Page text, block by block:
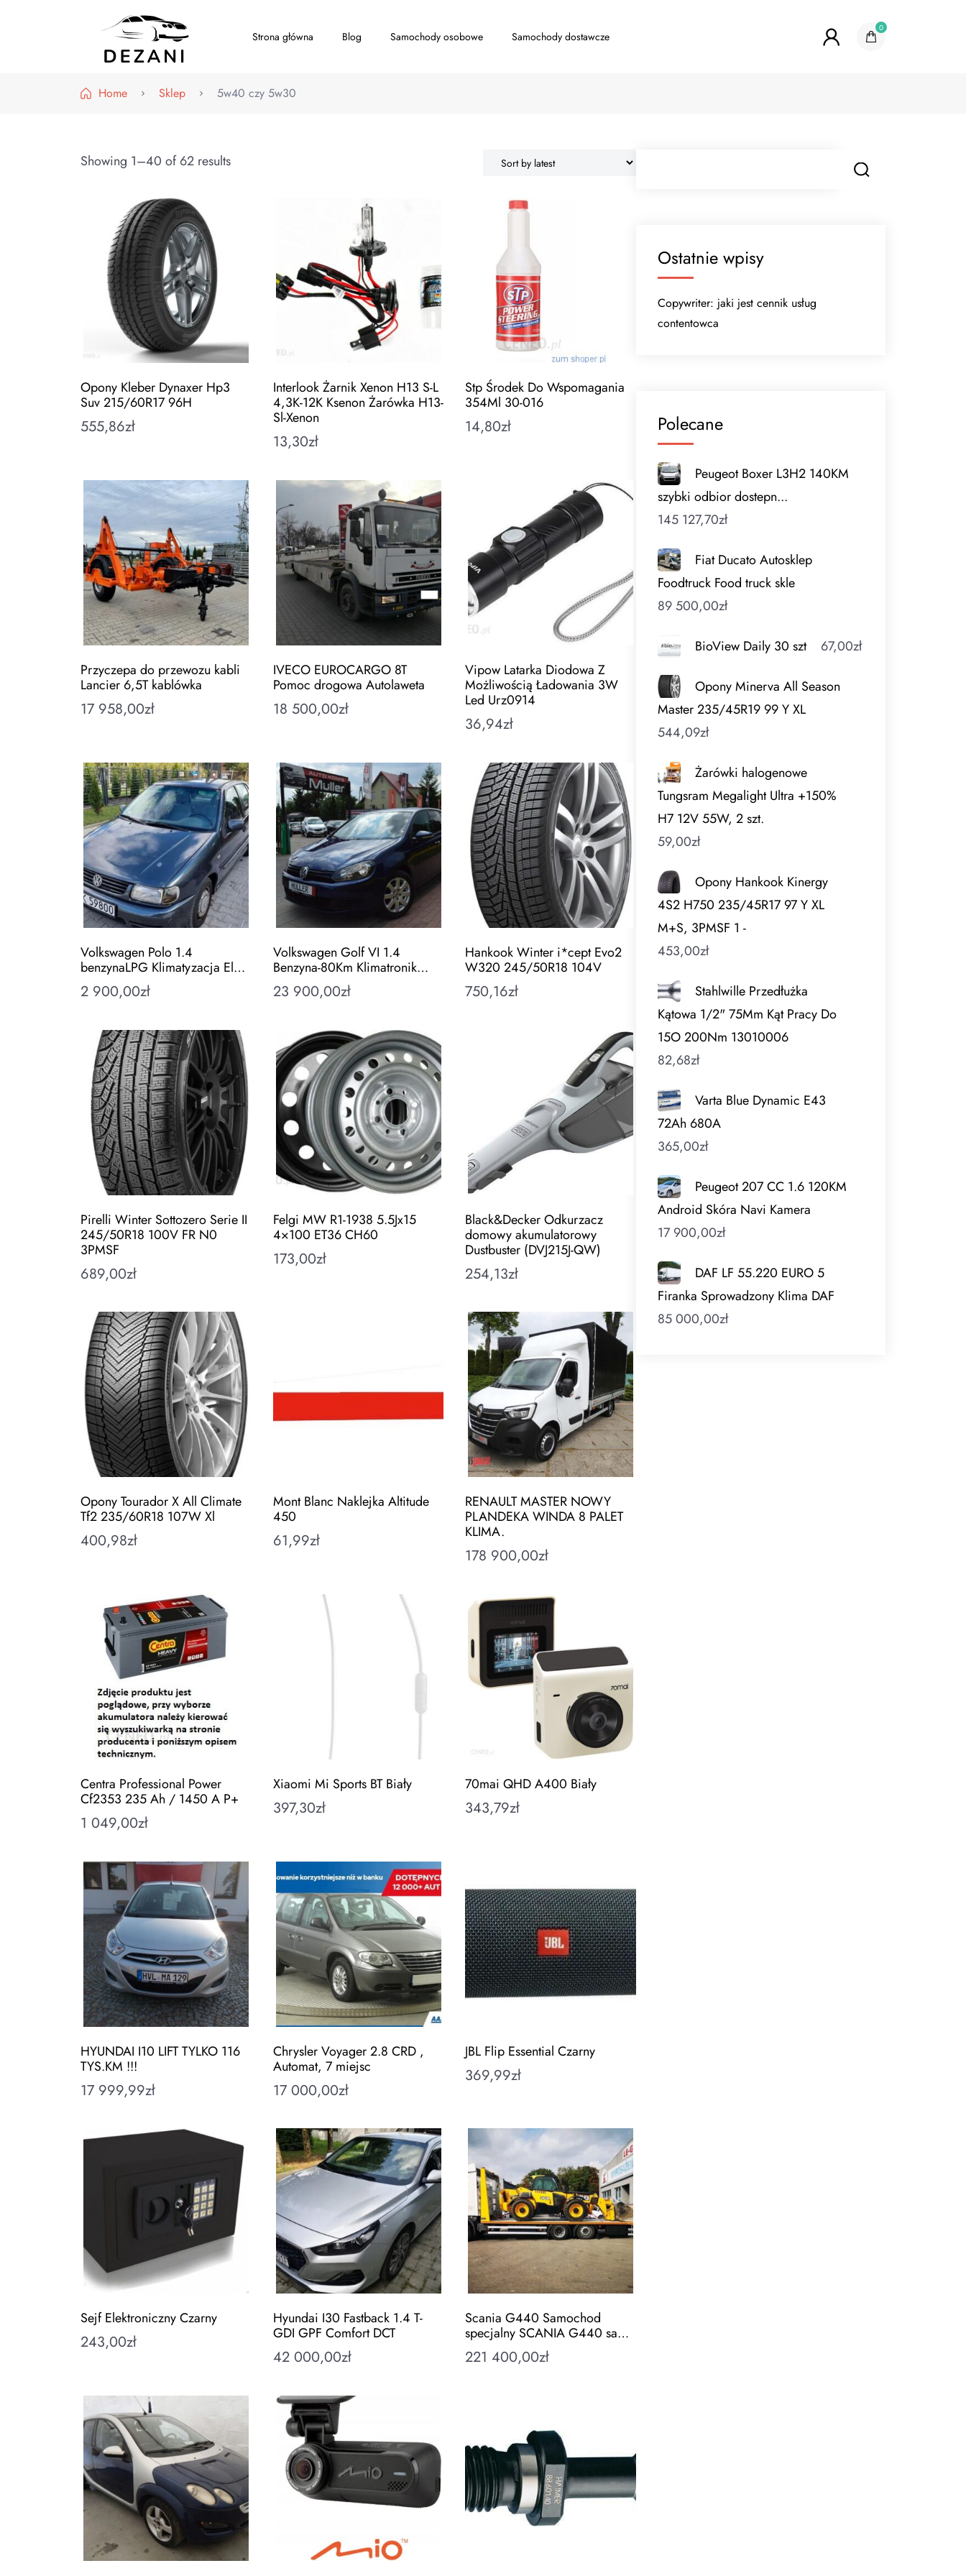
Strona główna Blog Samochody osobowe Samochody dostawcze
0
Home Sklep 5w40 czy 5w30
Showing 1–40 of 62 results
Opony Kleber Dynaxer Hp3
Suv 215/60R17 96H
555,86zł
Interlook Żarnik Xenon H13 S-L
4,3K-12K Ksenon Żarówka H13-
Sl-Xenon
13,30zł
Stp Środek Do Wspomagania
354Ml 30-016
14,80zł
Przyczepa do przewozu kabli
Lancier 6,5T kablówka
17 958,00zł
IVECO EUROCARGO 8T
Pomoc drogowa Autolaweta
18 500,00zł
Vipow Latarka Diodowa Z
Możliwością Ładowania 3W
Led Urz0914
36,94zł
Volkswagen Polo 1.4
benzynaLPG Klimatyzacja El…
2 900,00zł
Volkswagen Golf VI 1.4
Benzyna-80Km Klimatronik…
23 900,00zł
Hankook Winter i*cept Evo2
W320 245/50R18 104V
750,16zł
Pirelli Winter Sottozero Serie II
245/50R18 100V FR N0
3PMSF
689,00zł
Felgi MW R1-1938 5.5Jx15
4×100 ET36 CH60
173,00zł
Black&Decker Odkurzacz
domowy akumulatorowy
Dustbuster (DVJ215J-QW)
254,13zł
Opony Tourador X All Climate
Tf2 235/60R18 107W Xl
400,98zł
Mont Blanc Naklejka Altitude
450
61,99zł
RENAULT MASTER NOWY
PLANDEKA WINDA 8 PALET
KLIMA.
178 900,00zł
Centra Professional Power
Cf2353 235 Ah / 1450 A P+
1 049,00zł
Xiaomi Mi Sports BT Biały
397,30zł
70mai QHD A400 Biały
343,79zł
HYUNDAI I10 LIFT TYLKO 116
TYS.KM !!!
17 999,99zł
Chrysler Voyager 2.8 CRD ,
Automat, 7 miejsc
17 000,00zł
JBL Flip Essential Czarny
369,99zł
Sejf Elektroniczny Czarny
243,00zł
Hyundai I30 Fastback 1.4 T-
GDI GPF Comfort DCT
42 000,00zł
Scania G440 Samochod
specjalny SCANIA G440 sa…
221 400,00zł
Ostatnie wpisy
Copywriter: jaki jest cennik usług
contentowca
Polecane
Peugeot Boxer L3H2 140KM
szybki odbior dostepn...
145 127,70zł
Fiat Ducato Autosklep
Foodtruck Food truck skle
89 500,00zł
BioView Daily 30 szt 67,00zł
Opony Minerva All Season
Master 235/45R19 99 Y XL
544,09zł
Żarówki halogenowe
Tungsram Megalight Ultra +150%
H7 12V 55W, 2 szt.
59,00zł
Opony Hankook Kinergy
4S2 H750 235/45R17 97 Y XL
M+S, 3PMSF 1 -
453,00zł
Stahlwille Przedłużka
Kątowa 1/2" 75Mm Kąt Pracy Do
15O 200Nm 13010006
82,68zł
Varta Blue Dynamic E43
72Ah 680A
365,00zł
Peugeot 207 CC 1.6 120KM
Android Skóra Navi Kamera
17 900,00zł
DAF LF 55.220 EURO 5
Firanka Sprowadzony Klima DAF
85 000,00zł